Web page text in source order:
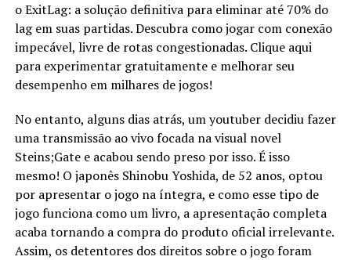
o ExitLag: a solução definitiva para eliminar até 70% do
lag em suas partidas. Descubra como jogar com conexão
impecável, livre de rotas congestionadas. Clique aqui
para experimentar gratuitamente e melhorar seu
desempenho em milhares de jogos!
No entanto, alguns dias atrás, um youtuber decidiu fazer
uma transmissão ao vivo focada na visual novel
Steins;Gate e acabou sendo preso por isso. É isso
mesmo! O japonês Shinobu Yoshida, de 52 anos, optou
por apresentar o jogo na íntegra, e como esse tipo de
jogo funciona como um livro, a apresentação completa
acaba tornando a compra do produto oficial irrelevante.
Assim, os detentores dos direitos sobre o jogo foram